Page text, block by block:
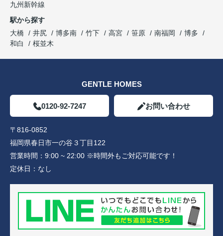
九州新幹線
駅から探す
大橋
井尻 博多南 竹下 高宮 笹原 南福岡
博多
和白
桜並木
GENTLE HOMES
0120-92-7247 お問い合わせ
〒816-0852
福岡県春日市一の谷３丁目122
営業時間： 9:00 ~ 22:00 ※時間外もご対応可能です！
定休日： なし